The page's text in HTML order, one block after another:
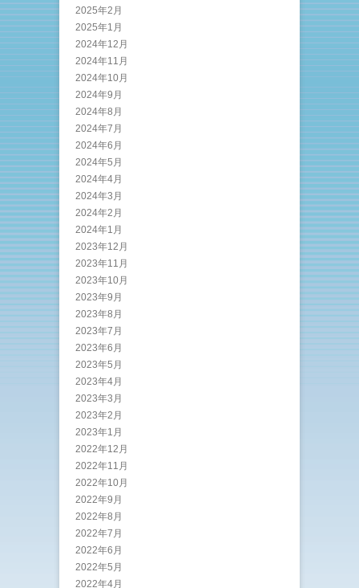
2025年2月
2025年1月
2024年12月
2024年11月
2024年10月
2024年9月
2024年8月
2024年7月
2024年6月
2024年5月
2024年4月
2024年3月
2024年2月
2024年1月
2023年12月
2023年11月
2023年10月
2023年9月
2023年8月
2023年7月
2023年6月
2023年5月
2023年4月
2023年3月
2023年2月
2023年1月
2022年12月
2022年11月
2022年10月
2022年9月
2022年8月
2022年7月
2022年6月
2022年5月
2022年4月